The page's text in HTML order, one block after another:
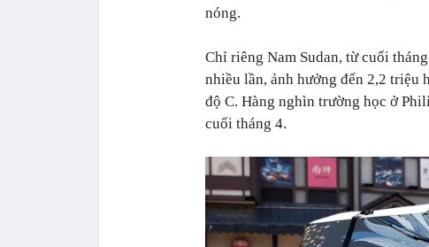
nóng.
Chỉ riêng Nam Sudan, từ cuối
nhiều lần, ảnh hưởng đến 2,2 triệu
độ C. Hàng nghìn trường học ở
cuối tháng 4.